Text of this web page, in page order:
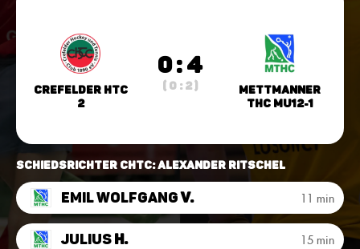
Crefelder HTC
2
0 : 4
( 0 : 2 )
Mettmanner
THC mU12-1
Schiedsrichter CHTC: Alexander Ritschel
Emil WolfgangV. 11 min
JuliusH. 15 min